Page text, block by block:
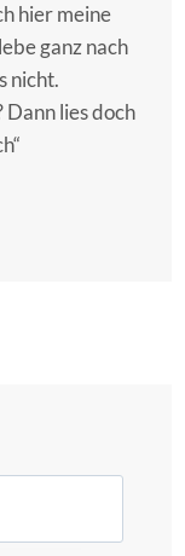
hier meine
ganz nach
nicht.
lies doch